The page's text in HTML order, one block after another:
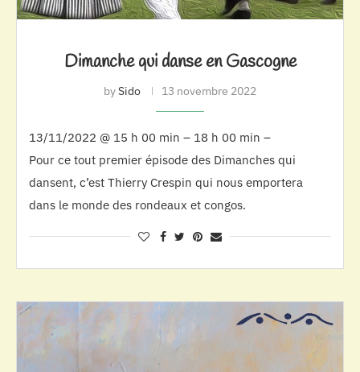
Dimanche qui danse en Gascogne
bySido 13 novembre 2022
13/11/2022 @ 15 h 00 min – 18 h 00 min –
Pour ce tout premier épisode des Dimanches qui
dansent, c’est Thierry Crespin qui nous emportera
dans le monde des rondeaux et congos.